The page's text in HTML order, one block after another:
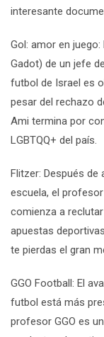
interesante
Gol: amor en juego:
Gadot) de un jefe
futbol de Israel es
pesar del rechazo
Ami termina por
LGBTQQ+ del país.
Flitzer: Después de
escuela, el
comienza a
apuestas
te pierdas el gran
GGO Football: El
futbol está más
profesor GGO es